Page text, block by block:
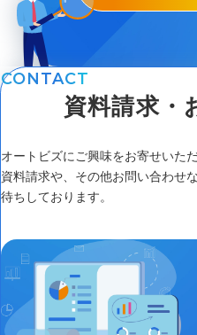
CONTACT
資料請求・
オートビズにご興味をお寄せいた
資料請求や、その他お問い合わせ
待ちしております。